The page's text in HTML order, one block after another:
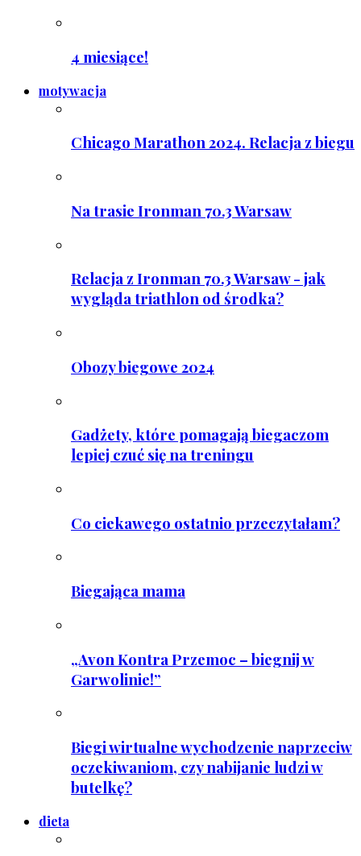
4 miesiące!
motywacja
Chicago Marathon 2024. Relacja z biegu
Na trasie Ironman 70.3 Warsaw
Relacja z Ironman 70.3 Warsaw - jak
wygląda triathlon od środka?
Obozy biegowe 2024
Gadżety, które pomagają biegaczom
lepiej czuć się na treningu
Co ciekawego ostatnio przeczytałam?
Biegająca mama
„Avon Kontra Przemoc – biegnij w
Garwolinie!”
Biegi wirtualne wychodzenie naprzeciw
oczekiwaniom, czy nabijanie ludzi w
butelkę?
dieta